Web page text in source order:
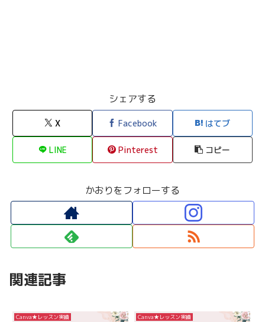
シェアする
X Facebook はてブ
LINE Pinterest コピー
かおりをフォローする
関連記事
Canva★レッスン実績 Canva★レッスン実績